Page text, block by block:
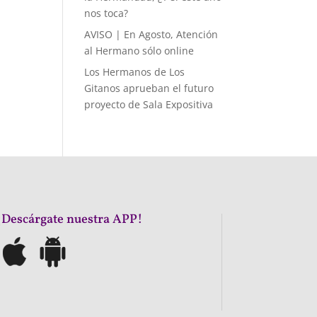
nos toca?
AVISO | En Agosto, Atención
al Hermano sólo online
Los Hermanos de Los
Gitanos aprueban el futuro
proyecto de Sala Expositiva
nuestra APP!